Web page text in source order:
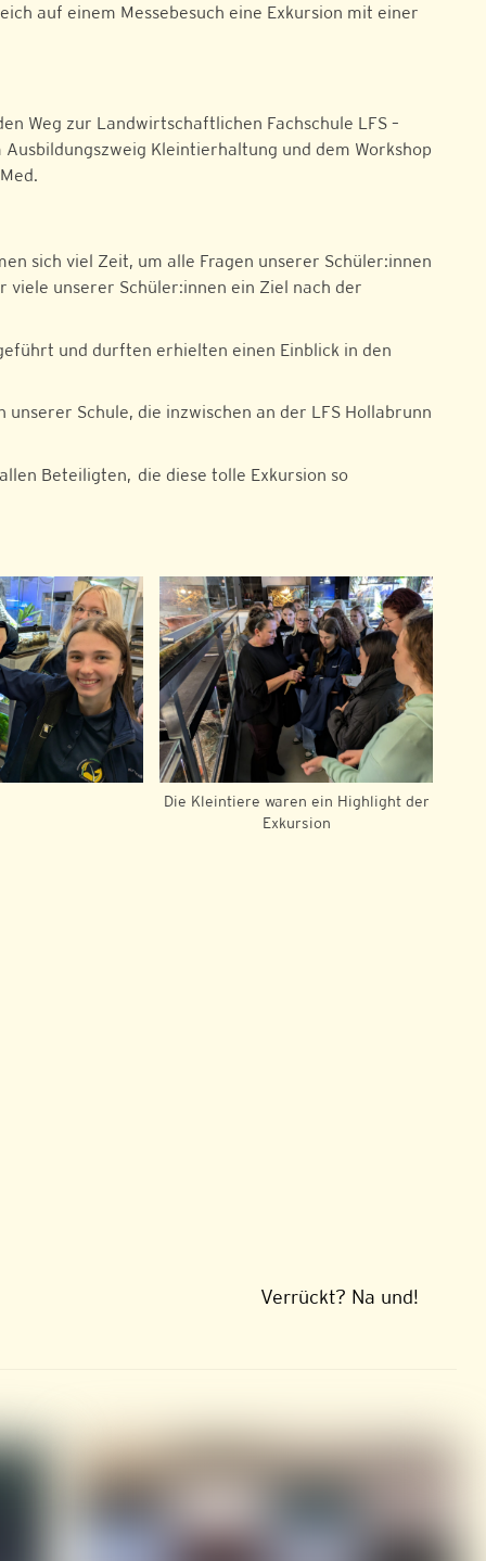
auf einem Messebesuch eine Exkursion mit einer
Weg zur Landwirtschaftlichen Fachschule LFS –
Kleintierhaltung und dem Workshop
sich viel Zeit, um alle Fragen unserer Schüler:innen
unserer Schüler:innen ein Ziel nach der
und durften erhielten einen Einblick in den
Schule, die inzwischen an der LFS Hollabrunn
Beteiligten, die diese tolle Exkursion so
Die Kleintiere waren ein Highlight der
Exkursion
Verrückt? Na und!